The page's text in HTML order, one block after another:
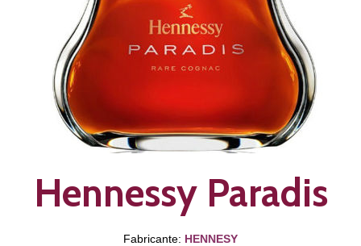
Hennessy Paradis
Fabricante: HENNESY